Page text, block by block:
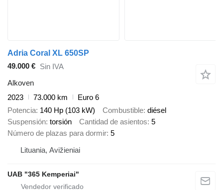
Adria Coral XL 650SP
49.000 € Sin IVA
Alkoven
2023
73.000 km
Euro 6
Potencia 140 Hp (103 kW) Combustible diésel
Suspensión torsión Cantidad de asientos 5
Número de plazas para dormir 5
Lituania, Avižieniai
UAB "365 Kemperiai"